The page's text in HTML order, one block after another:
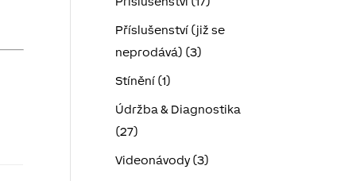
Příslušenství (již se
neprodává) (3)
Stínění (1)
Údržba & Diagnostika
(27)
Videonávody (3)